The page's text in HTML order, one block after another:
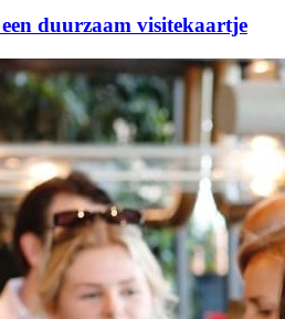
duurzaam visitekaartje